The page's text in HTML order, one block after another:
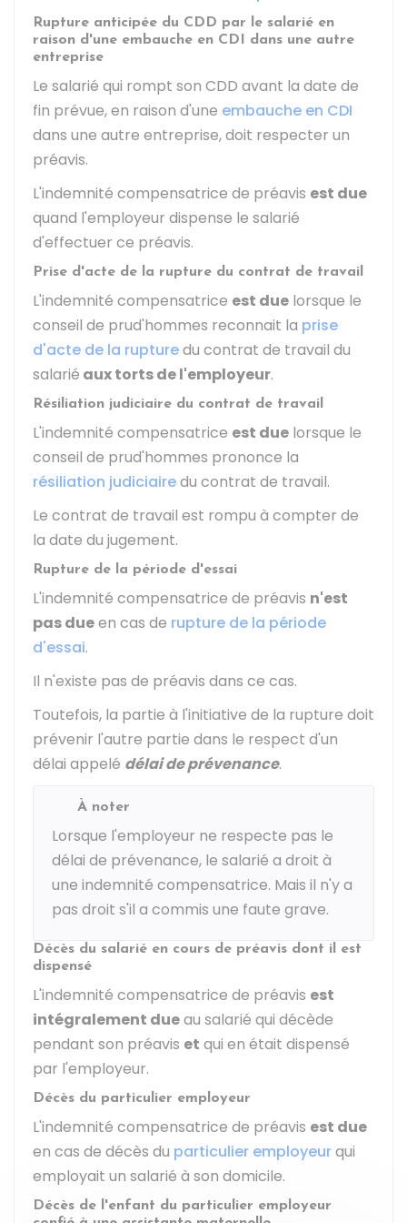
Rupture anticipée du CDD par le salarié en
raison d'une embauche en CDI dans une autre
entreprise
Le salarié qui rompt son CDD avant la date de
fin prévue, en raison d'une embauche en CDI
dans une autre entreprise, doit respecter un
préavis.
L'indemnité compensatrice de préavis est due
quand l'employeur dispense le salarié
d'effectuer ce préavis.
Prise d'acte de la rupture du contrat de travail
L'indemnité compensatrice est due lorsque le
conseil de prud'hommes reconnait la prise
d'acte de la rupturedu contrat de travail du
salarié aux torts de l'employeur.
Résiliation judiciaire du contrat de travail
L'indemnité compensatrice est due lorsque le
conseil de prud'hommes prononce la
résiliation judiciairedu contrat de travail.
Le contrat de travail est rompu à compter de
la date du jugement.
Rupture de la période d'essai
L'indemnité compensatrice de préavis n'est
pas dueen cas de rupture de la période
d'essai.
Il n'existe pas de préavis dans ce cas.
Toutefois, la partie à l'initiative de la rupture doit
prévenir l'autre partie dans le respect d'un
délai appelé délai de prévenance.
À noter
Lorsque l'employeur ne respecte pas le
délai de prévenance, le salarié a droit à
une indemnité compensatrice. Mais il n'y a
pas droit s'il a commis une faute grave.
Décès du salarié en cours de préavis dont il est
dispensé
L'indemnité compensatrice de préavis est
intégralement dueau salarié qui décède
pendant son préavis et qui en était dispensé
par l'employeur.
Décès du particulier employeur
L'indemnité compensatrice de préavis est due
en cas de décès du particulier employeurqui
employait un salarié à son domicile.
Décès de l'enfant du particulier employeur